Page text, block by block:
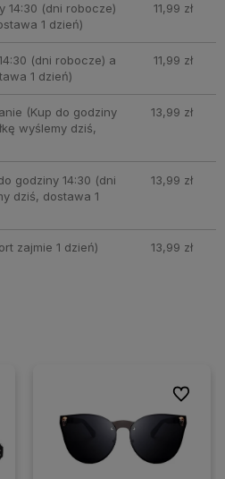
14:30 (dni robocze)
1 dzień)
11,99 zł
(dni robocze) a
1 dzień)
11,99 zł
(Kup do godziny
wyślemy dziś,
13,99 zł
godziny 14:30 (dni
dziś, dostawa 1
13,99 zł
zajmie 1 dzień) 13,99 zł
Do
Do